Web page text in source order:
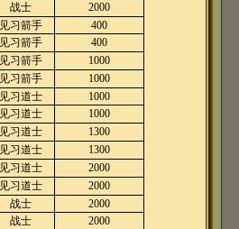
战士 2000
见习箭手
400
见习箭手
400
见习箭手
1000
见习箭手 1000
见习道士
1000
见习道士
1000
见习道士
1300
见习道士
1300
见习道士
2000
见习道士 2000
战士
2000
战士
2000